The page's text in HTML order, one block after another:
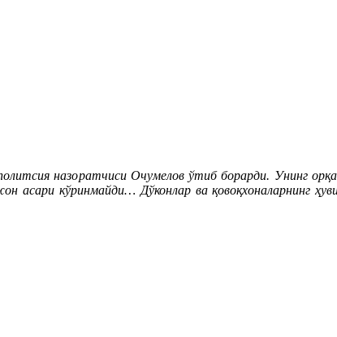
назоратчиси Очумелов ўтиб борарди. Унинг
кўринмайди… Дўконлар ва қовоқхоналарнинг